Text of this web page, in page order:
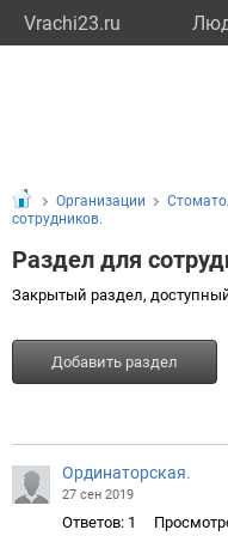
Vrachi23.ru
Организации
сотрудников.
Раздел для
Закрытый раздел,
Добавить раздел
Ординаторская.
27 сен 2019
Ответов: 1